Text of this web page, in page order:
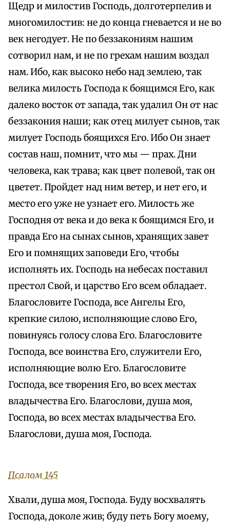
Щедр и милостив Господь, долготерпелив и
многомилостив: не до конца гневается и не во
век негодует. Не по беззакониям нашим
сотворил нам, и не по грехам нашим воздал
нам. Ибо, как высоко небо над землею, так
велика милость Господа к боящимся Его, как
далеко восток от запада, так удалил Он от нас
беззакония наши; как отец милует сынов, так
милует Господь боящихся Его. Ибо Он знает
состав наш, помнит, что мы — прах. Дни
человека, как трава; как цвет полевой, так он
цветет. Пройдет над ним ветер, и нет его, и
место его уже не узнает его. Милость же
Господня от века и до века к боящимся Его, и
правда Его на сынах сынов, хранящих завет
Его и помнящих заповеди Его, чтобы
исполнять их. Господь на небесах поставил
престол Свой, и царство Его всем обладает.
Благословите Господа, все Ангелы Его,
крепкие силою, исполняющие слово Его,
повинуясь голосу слова Его. Благословите
Господа, все воинства Его, служители Его,
исполняющие волю Его. Благословите
Господа, все творения Его, во всех местах
владычества Его. Благослови, душа моя,
Господа, во всех местах владычества Его.
Благослови, душа моя, Господа.
Псалом 145
Хвали, душа моя, Господа. Буду восхвалять
Господа, доколе жив; буду петь Богу моему,